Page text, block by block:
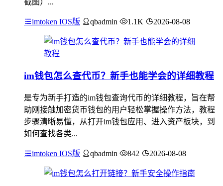
截图）...
imtoken IOS版 qbadmin 1.1K 2026-08-08
im钱包怎么查代币？新手也能学会的详细教程
是专为新手打造的im钱包查询代币的详细教程，旨在帮
助刚接触加密货币钱包的用户轻松掌握操作方法，教程
步骤清晰易懂，从打开im钱包应用、进入资产板块，到
如何查找各类...
imtoken IOS版 qbadmin 842 2026-08-08